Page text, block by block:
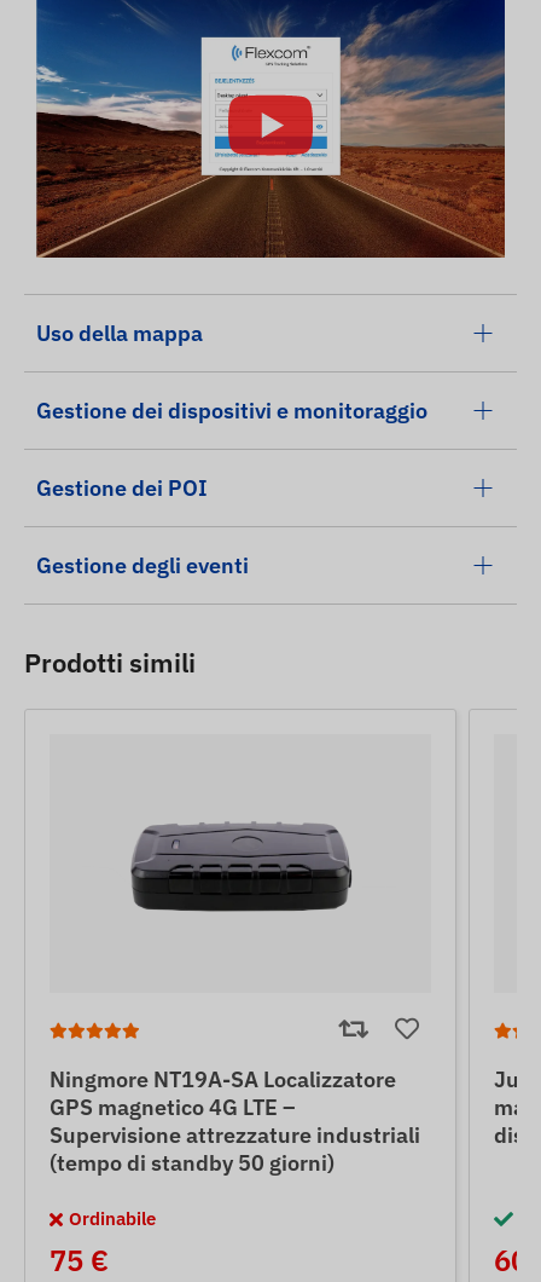
Uso della mappa
Gestione dei dispositivi e monitoraggio
Gestione dei POI
Gestione degli eventi
Prodotti simili
Ningmore NT19A-SA Localizzatore
GPS magnetico 4G LTE –
Supervisione attrezzature industriali
(tempo di standby 50 giorni)
Ordinabile
75 € 60